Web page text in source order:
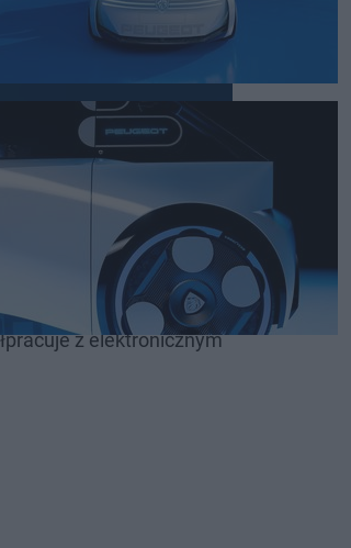
kierowcy. Zamiast
z elektronicznym